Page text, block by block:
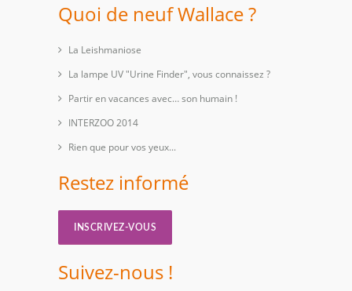
Quoi de neuf Wallace ?
La Leishmaniose
La lampe UV "Urine Finder", vous connaissez ?
Partir en vacances avec… son humain !
INTERZOO 2014
Rien que pour vos yeux...
Restez informé
INSCRIVEZ-VOUS
Suivez-nous !